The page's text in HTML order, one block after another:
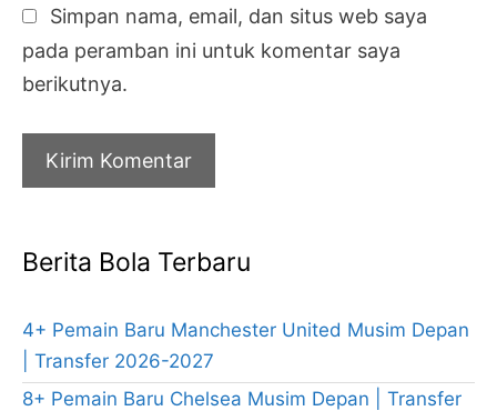
Simpan nama, email, dan situs web saya
pada peramban ini untuk komentar saya
berikutnya.
Berita Bola Terbaru
4+ Pemain Baru Manchester United Musim Depan
| Transfer 2026-2027
8+ Pemain Baru Chelsea Musim Depan | Transfer